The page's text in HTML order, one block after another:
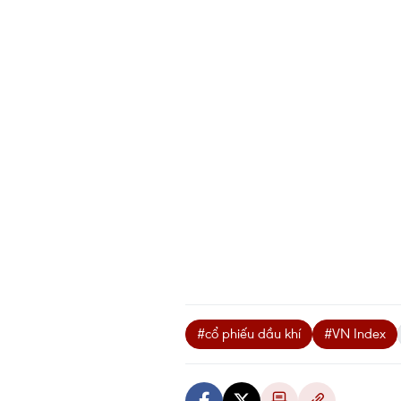
#cổ phiếu dầu khí #VN Index